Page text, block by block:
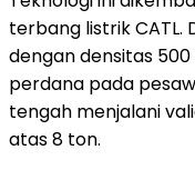
terbang listrik
dengan densitas
perdana pada
tengah menjalani
atas 8 ton.